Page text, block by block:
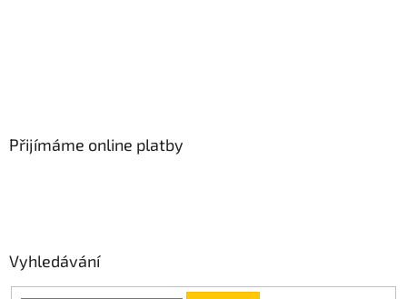
Přijímáme online platby
Vyhledávání